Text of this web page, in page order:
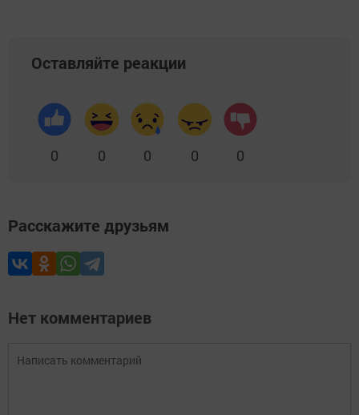
Оставляйте реакции
0 0 0 0 0
Расскажите друзьям
Нет комментариев